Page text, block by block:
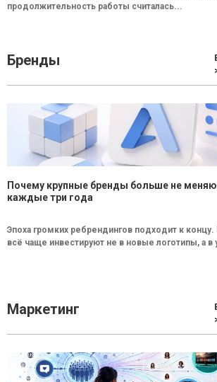
продолжительность работы считалась...
Бренды
Почему крупные бренды больше не
каждые три года
Эпоха громких ребрендингов подходит к
всё чаще инвестируют не в новые логотипы, а в
Маркетинг